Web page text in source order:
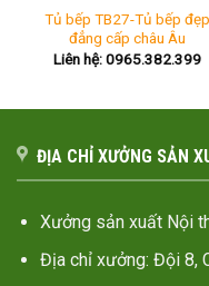
Tủ bếp TB27-Tủ bếp đẹp
đẳng cấp châu Âu
Liên hệ: 0965.382.399
ĐỊA CHỈ XƯỞNG SẢN
Xưởng sản xuất Nội
Địa chỉ xưởng: Đội 8,